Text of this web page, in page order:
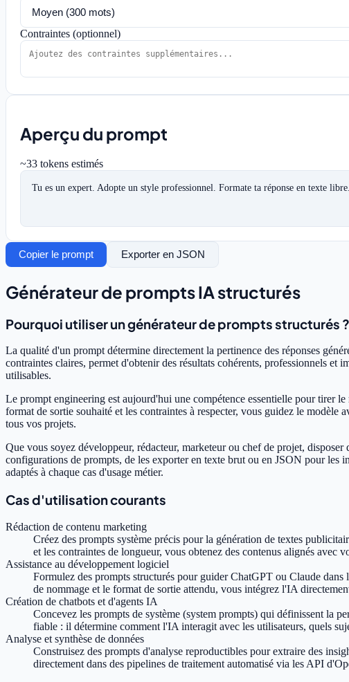
Contraintes (optionnel)
Aperçu du prompt
~33 tokens estimés
Tu es un expert. Adopte un style professionnel. Formate ta réponse en texte
Copier le prompt Exporter en JSON
Générateur de prompts IA structurés
Pourquoi utiliser un générateur de prompts structurés ?
La qualité d'un prompt détermine directement la pertinence des réponses
contraintes claires, permet d'obtenir des résultats cohérents, professionnels et
utilisables.
Le prompt engineering est aujourd'hui une compétence essentielle pour tirer
format de sortie souhaité et les contraintes à respecter, vous guidez le
tous vos projets.
Que vous soyez développeur, rédacteur, marketeur ou chef de projet,
configurations de prompts, de les exporter en texte brut ou en JSON pour
adaptés à chaque cas d'usage métier.
Cas d'utilisation courants
Rédaction de contenu marketing
Créez des prompts système précis pour la génération de textes
et les contraintes de longueur, vous obtenez des contenus alignés avec
Assistance au développement logiciel
Formulez des prompts structurés pour guider ChatGPT ou Claude
de nommage et le format de sortie attendu, vous intégrez l'IA
Création de chatbots et d'agents IA
Concevez les prompts de système (system prompts) qui définissent la
fiable : il détermine comment l'IA interagit avec les utilisateurs, quels
Analyse et synthèse de données
Construisez des prompts d'analyse reproductibles pour extraire des
directement dans des pipelines de traitement automatisé via les API